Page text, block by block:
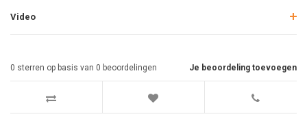
Video
Je beoordeling toevoegen
0 sterren op basis van 0 beoordelingen